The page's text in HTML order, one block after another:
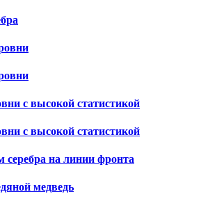
с высокой статистикой
с высокой статистикой
серебра на линии фронта
медведь